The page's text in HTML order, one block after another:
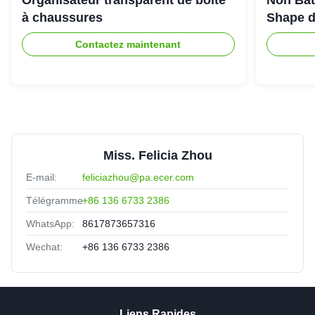
à chaussures
Contactez maintenant
Shape
Miss. Felicia Zhou
E-mail: feliciazhou@pa.ecer.com
Télégramme:+86 136 6733 2386
WhatsApp: 8617873657316
Wechat: +86 136 6733 2386